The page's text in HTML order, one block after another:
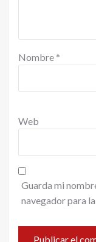
Nombre *
Web
Guarda mi
navegador para